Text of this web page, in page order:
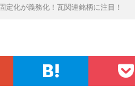
定化が義務化！瓦関連銘柄に注目！